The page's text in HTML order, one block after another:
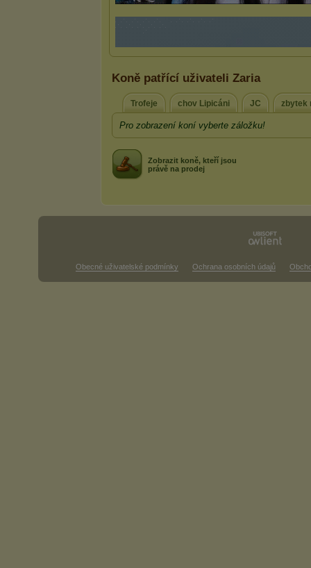
Koně patřící uživateli Zaria
Trofeje chov Lipicáni JC zbytek
Pro zobrazení koní vyberte záložku!
Zobrazit koně, kteří jsou
právě na prodej
Obecné uživatelské podmínky Ochrana osobních údajů